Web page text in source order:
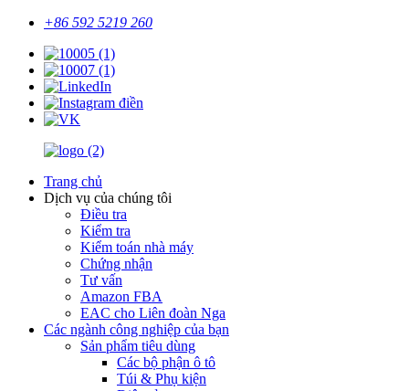
+86 592 5219 260
Trang chủ
Dịch vụ của chúng tôi
Điều tra
Kiểm tra
Kiểm toán nhà máy
Chứng nhận
Tư vấn
Amazon FBA
EAC cho Liên đoàn Nga
Các ngành công nghiệp của bạn
Sản phẩm tiêu dùng
Các bộ phận ô tô
Túi & Phụ kiện